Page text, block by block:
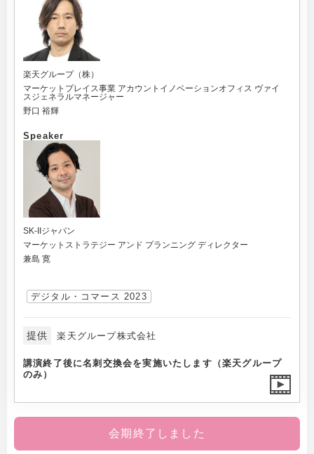
楽天グループ（株）
マーケットプレイス事業 アカウントイノベーションオフィス ヴァイ
スジェネラルマネージャー
野口 裕輝
Speaker
SK-IIジャパン
マーケットストラテジー アンド プランニング ディレクター
兼島 寛
デジタル・コマース 2023
提供 楽天グループ株式会社
講演終了後に名刺交換会を実施いたします（楽天グループ
のみ）
会期終了しました